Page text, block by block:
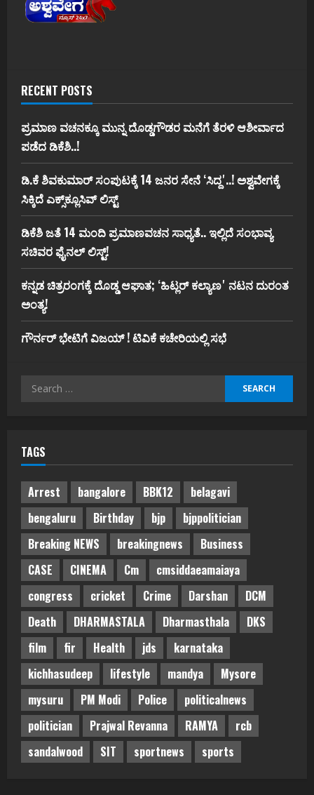
RECENT POSTS
ಪ್ರಮಾಣ ವಚನಕ್ಕೂ ಮುನ್ನ ದೊಡ್ಡಗೌಡರ ಮನೆಗೆ ತೆರಳಿ ಆಶೀರ್ವಾದ
ಪಡೆದ ಡಿಕೆಶಿ..!
ಡಿ.ಕೆ ಶಿವಕುಮಾರ್‌ ಸಂಪುಟಕ್ಕೆ 14 ಜನರ ಸೇನೆ ʻಸಿದ್ದʼ..! ಅಶ್ವವೇಗಕ್ಕೆ
ಸಿಕ್ಕಿದೆ ಎಕ್ಸ್‌ಕ್ಲೂಸಿವ್‌ ಲಿಸ್ಟ್‌
ಡಿಕೆಶಿ ಜತೆ 14 ಮಂದಿ ಪ್ರಮಾಣವಚನ ಸಾಧ್ಯತೆ.. ಇಲ್ಲಿದೆ ಸಂಭಾವ್ಯ
ಸಚಿವರ ಫೈನಲ್ ಲಿಸ್ಟ್‌!
ಕನ್ನಡ ಚಿತ್ರರಂಗಕ್ಕೆ ದೊಡ್ಡ ಆಘಾತ; ʻಹಿಟ್ಲರ್ ಕಲ್ಯಾಣʼ ನಟನ ದುರಂತ
ಅಂತ್ಯ!
ಗೌರ್ನರ್‌ ಭೇಟಿಗೆ ವಿಜಯ್‌ ! ಟಿವಿಕೆ ಕಚೇರಿಯಲ್ಲಿ ಸಭೆ
Search
TAGS
Arrest bangalore BBK12
belagavi
bengaluru
Birthday bjp
bjppolitician
Breaking NEWS
breakingnews
Business
CASE
CINEMA Cm
cmsiddaeamaiaya
congress
cricket Crime Darshan
DCM
Death
DHARMASTALA Dharmasthala
DKS
film
fir Health jds
karnataka
kichhasudeep
lifestyle mandya
Mysore
mysuru
PM Modi Police
politicalnews
politician
Prajwal Revanna RAMYA
rcb
sandalwood
SIT sportnews sports